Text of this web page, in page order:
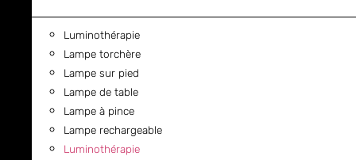
Luminothérapie
Lampe torchère
Lampe sur pied
Lampe de table
Lampe à pince
Lampe rechargeable
Luminothérapie